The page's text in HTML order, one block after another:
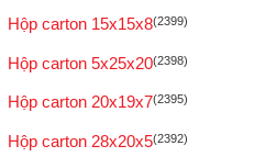
Hộp carton 15x15x8(2399)
Hộp carton 5x25x20(2398)
Hộp carton 20x19x7(2395)
Hộp carton 28x20x5(2392)